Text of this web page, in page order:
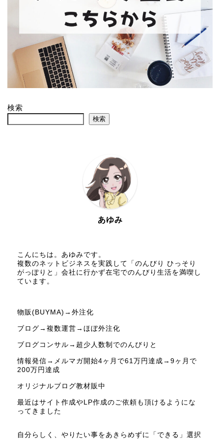
検索
検索
あゆみ
こんにちは。あゆみです。
複数のネットビジネスを実践して「のんびり ひっそり
がっぽりと」会社に行かず在宅でのんびり生活を満喫し
ています。
物販(BUYMA)→外注化
ブログ→複数運営→ほぼ外注化
ブログコンサル→超少人数制でのんびりと
情報発信→メルマガ開始4ヶ月で61万円達成→9ヶ月で
200万円達成
オリジナルブログ教材販中
最近はサイト作成やLP作成のご依頼も頂けるようにな
ってきました
自分らしく、やりたい事をあきらめずに「できる」選択